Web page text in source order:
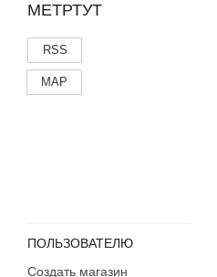
МЕТРТУТ
RSS
MAP
ПОЛЬЗОВАТЕЛЮ
Создать магазин